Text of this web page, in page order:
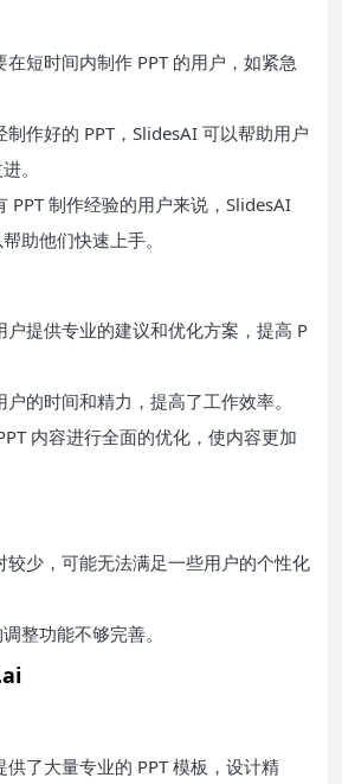
在短时间内制作 PPT 的用户，如紧急
制作好的 PPT，SlidesAI 可以帮助用户
。
PPT 制作经验的用户来说，SlidesAI
助他们快速上手。
户提供专业的建议和优化方案，提高 P
户的时间和精力，提高了工作效率。
内容进行全面的优化，使内容更加
较少，可能无法满足一些用户的个性化
整功能不够完善。
供了大量专业的 PPT 模板，设计精